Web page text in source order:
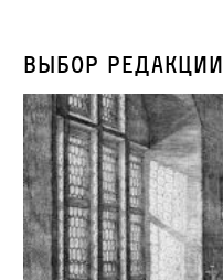
Выбор редакции